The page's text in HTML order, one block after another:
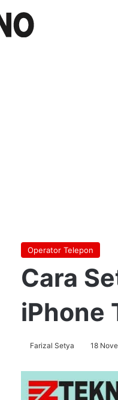
Operator Telepon
Cara
iPhone
Farizal Setya 18